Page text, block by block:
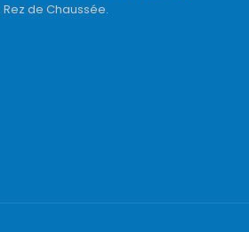
de Chaussée.